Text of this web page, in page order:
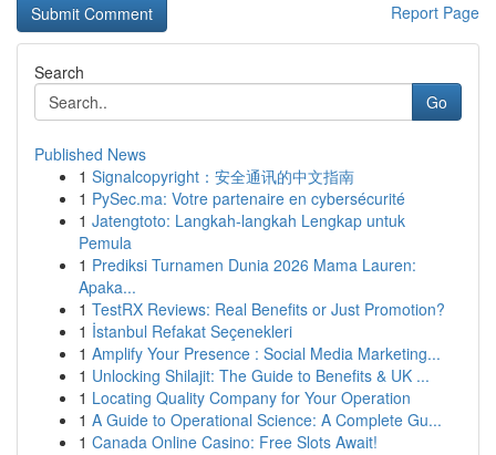
Report Page
Search
Go
Published News
1 Signalcopyright：安全通讯的中文指南
1 PySec.ma: Votre partenaire en cybersécurité
1 Jatengtoto: Langkah-langkah Lengkap untuk
Pemula
1 Prediksi Turnamen Dunia 2026 Mama Lauren:
Apaka...
1 TestRX Reviews: Real Benefits or Just Promotion?
1 İstanbul Refakat Seçenekleri
1 Amplify Your Presence : Social Media Marketing...
1 Unlocking Shilajit: The Guide to Benefits & UK ...
1 Locating Quality Company for Your Operation
1 A Guide to Operational Science: A Complete Gu...
1 Canada Online Casino: Free Slots Await!